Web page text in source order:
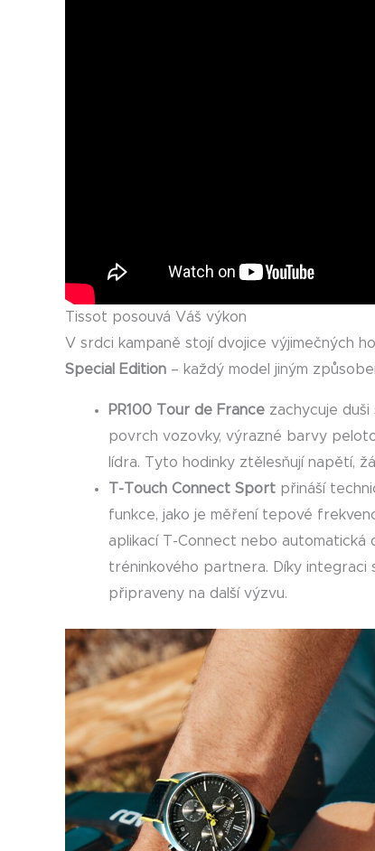
Tissot posouvá Váš výkon
V srdci kampaně stojí dvojice výjimečných
Special Edition – každý model jiným
PR100 Tour de France zachycuje
povrch vozovky, výrazné barvy
lídra. Tyto hodinky ztělesňují napětí,
T-Touch Connect Sport přináší
funkce, jako je měření tepové
aplikací T-Connect nebo
tréninkového partnera. Díky integraci
připraveny na další výzvu.